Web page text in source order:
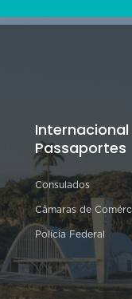
Internacional
Passaportes
Consulados
Câmaras de
Polícia Federal